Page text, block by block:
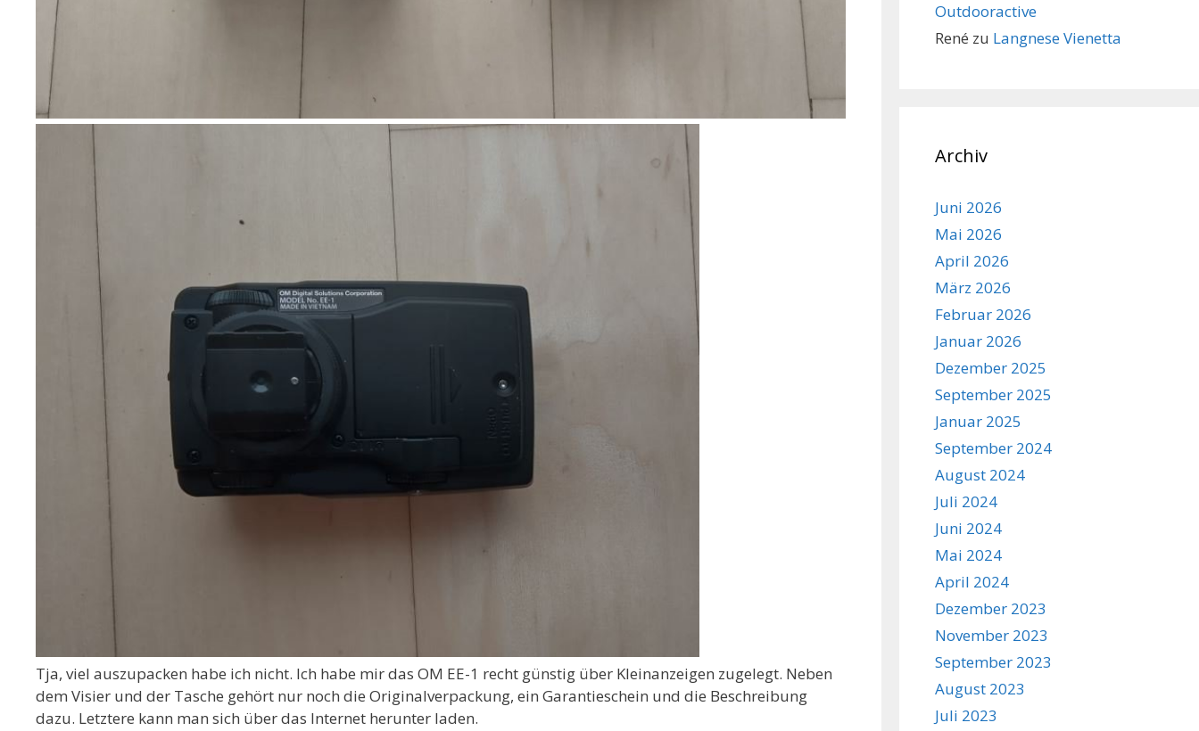
Tja, viel auszupacken habe ich nicht. Ich habe mir das OM EE-1 recht günstig über Kleinanzeigen zugelegt. Neben
dem Visier und der Tasche gehört nur noch die Originalverpackung, ein Garantieschein und die Beschreibung
dazu. Letztere kann man sich über das Internet herunter laden.
Outdooractive
René zu Langnese Vienetta
Archiv
Juni 2026
Mai 2026
April 2026
März 2026
Februar 2026
Januar 2026
Dezember 2025
September 2025
Januar 2025
September 2024
August 2024
Juli 2024
Juni 2024
Mai 2024
April 2024
Dezember 2023
November 2023
September 2023
August 2023
Juli 2023